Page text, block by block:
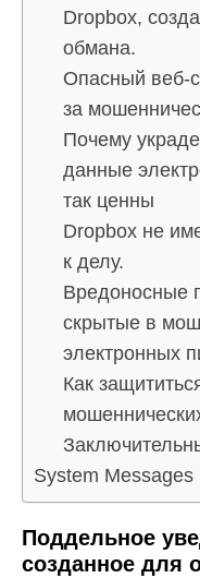
Dropbox,
обмана.
Опасный веб-
за
Почему
данные
так ценны
Dropbox не
к делу.
Вредоносные
скрытые в
электронных
Как
System Messages
Поддельное
созданное для